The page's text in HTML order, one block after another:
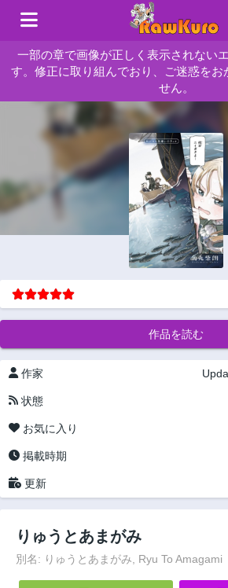
一部の章で画像が正しく表示されない
す。修正に取り組んでおり、ご迷惑をお
せん。
作品を読む
作家
状態
お気に入り
掲載時期
更新
りゅうとあまがみ
別名: りゅうとあまがみ, Ryu To Amagami